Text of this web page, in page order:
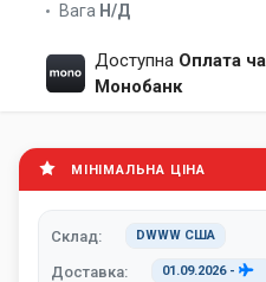
Вага Н/Д
Доступна Оплата
Монобанк
МІНІМАЛЬНА ЦІНА
Склад: DWWW США
Доставка: 01.09.2026-